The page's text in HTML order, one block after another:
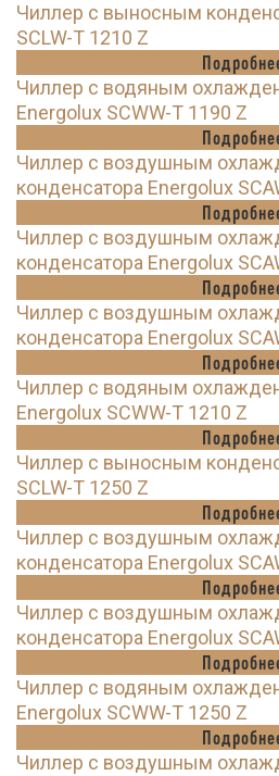
Чиллер с выносным
SCLW-T 1210 Z
Чиллер с водяным
Energolux SCWW-T 1190 Z
Чиллер с воздушным
конденсатора Energolux
Чиллер с воздушным
конденсатора Energolux
Чиллер с воздушным
конденсатора Energolux
Чиллер с водяным
Energolux SCWW-T 1210 Z
Чиллер с выносным
SCLW-T 1250 Z
Чиллер с воздушным
конденсатора Energolux
Чиллер с воздушным
конденсатора Energolux
Чиллер с водяным
Energolux SCWW-T 1250 Z
Чиллер с воздушным